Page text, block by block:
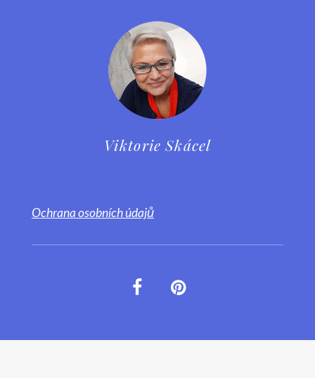
Viktorie Skácel
Ochrana osobních údajů